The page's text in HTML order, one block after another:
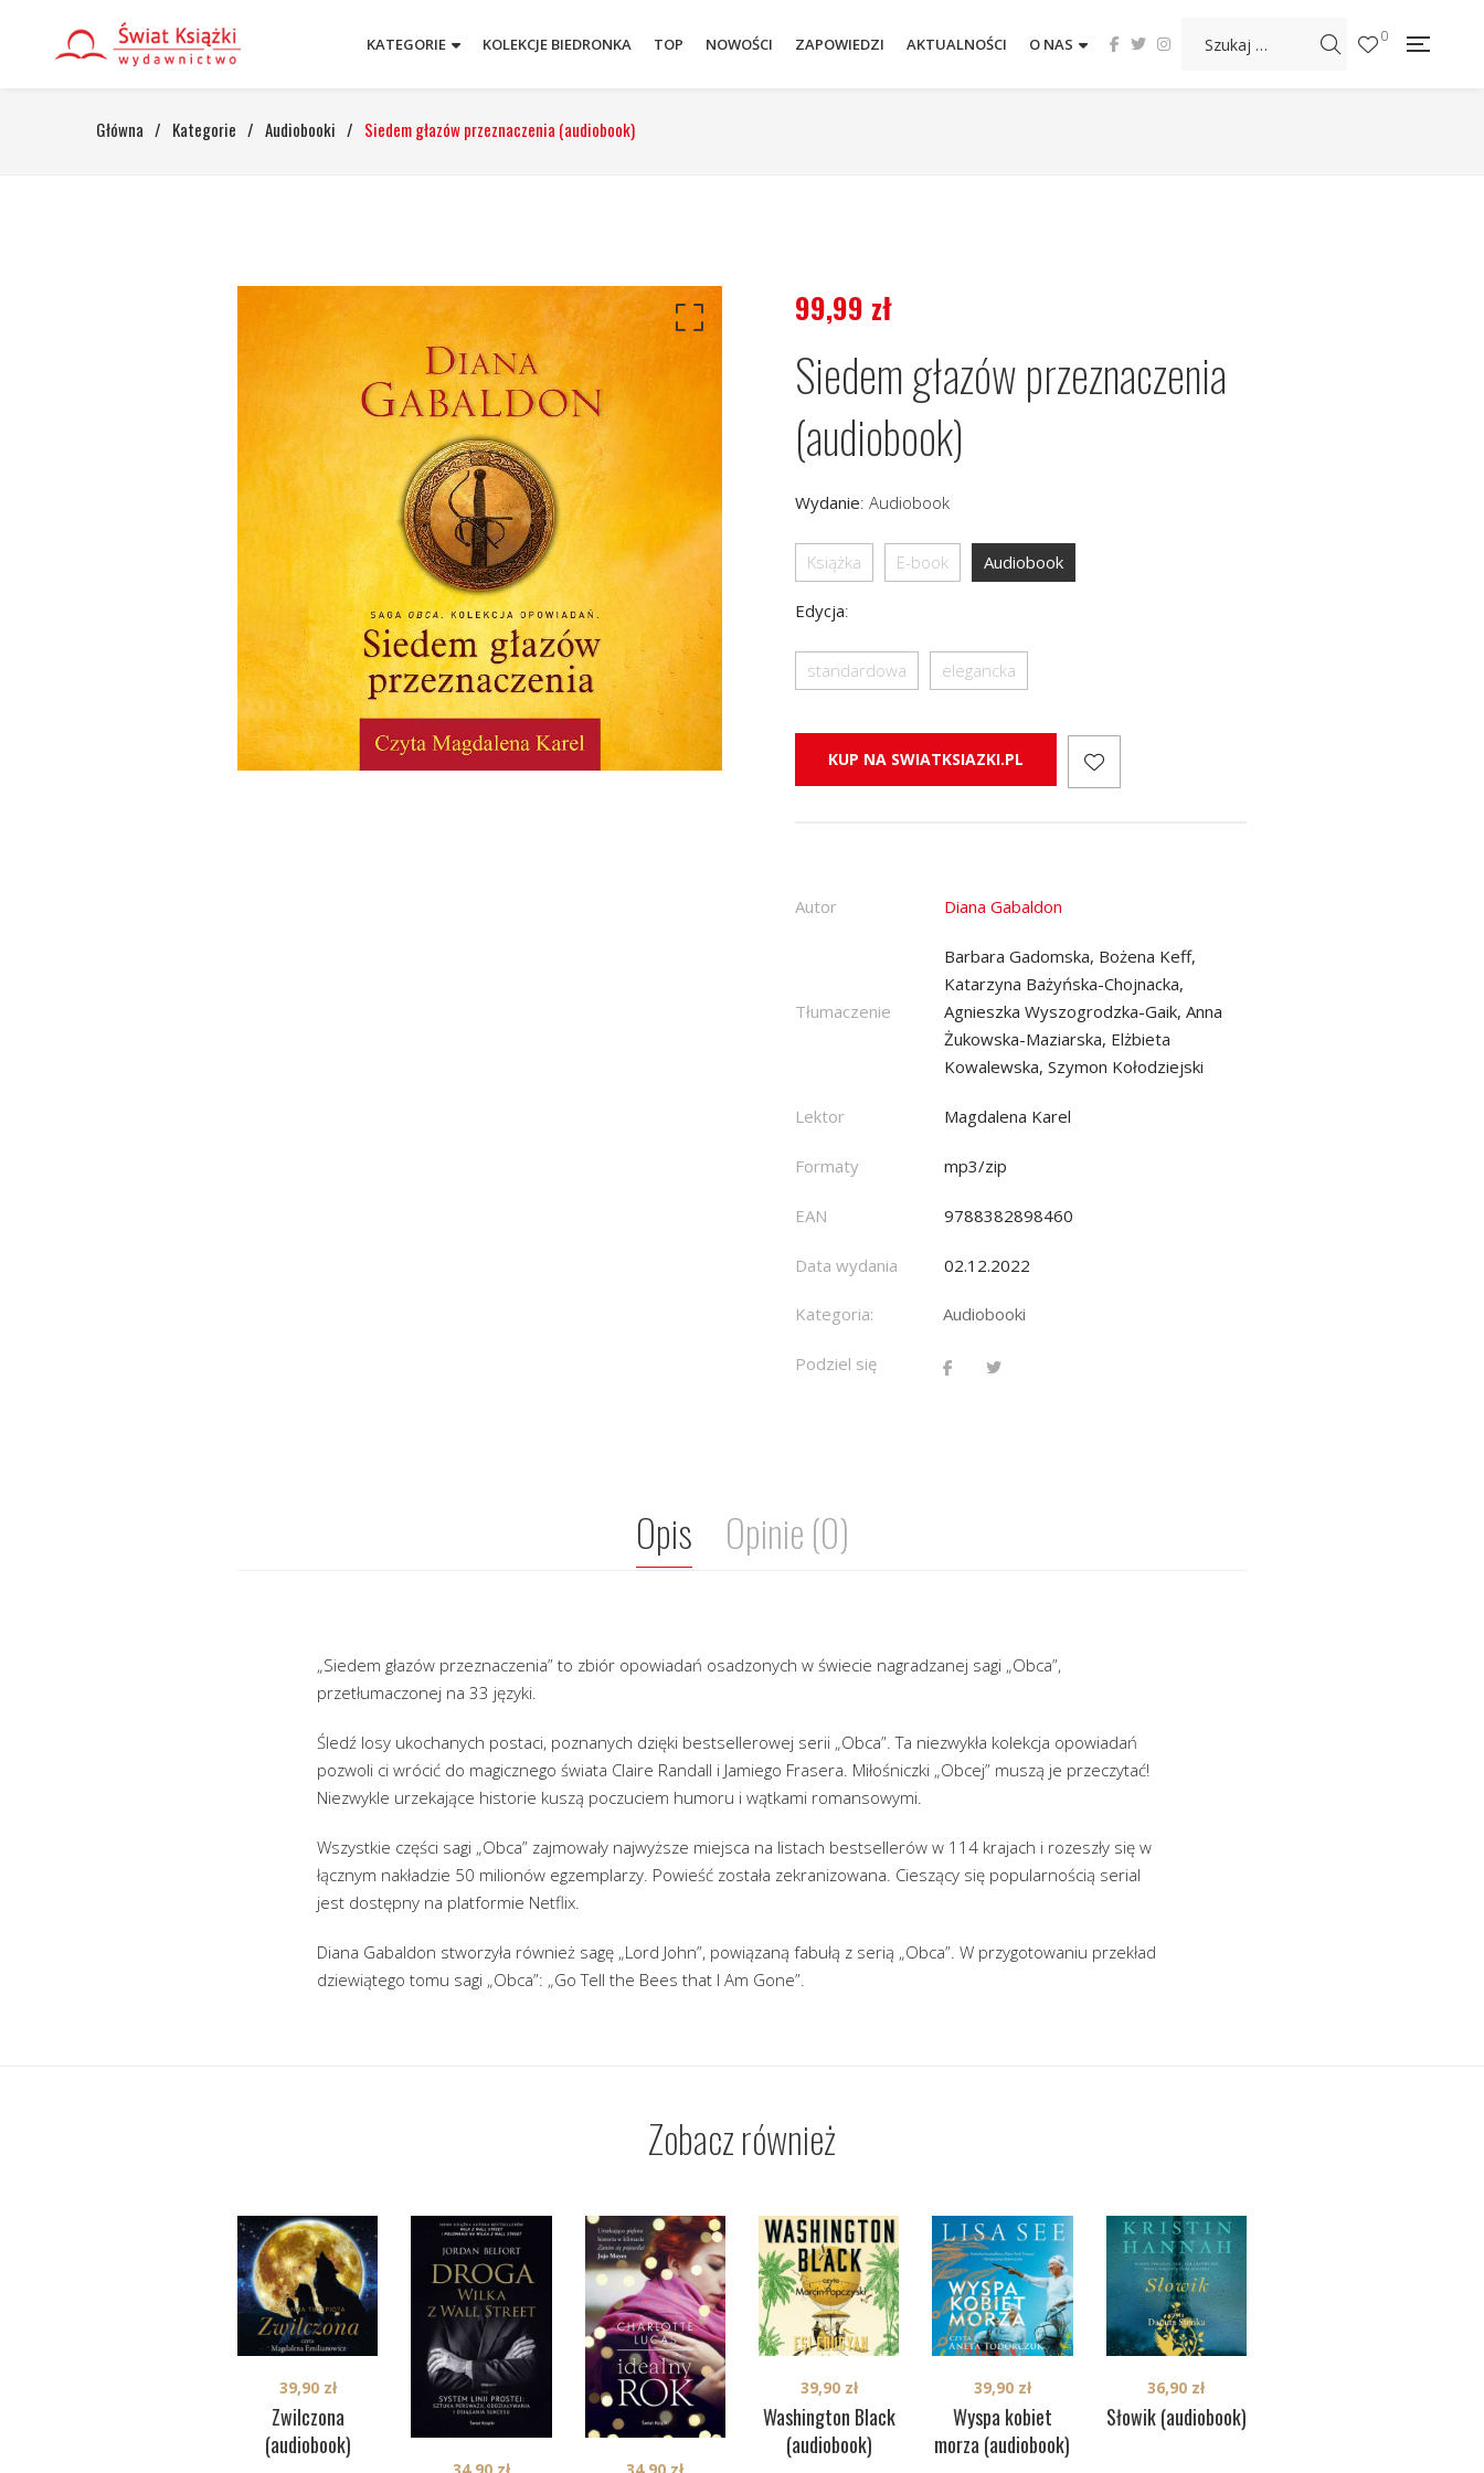
KATEGORIE KOLEKCJE BIEDRONKA TOP NOWOŚCI ZAPOWIEDZI AKTUALNOŚCI O NAS 0
Główna / Kategorie / Audiobooki / Siedem głazów przeznaczenia (audiobook)
99,99 zł
Siedem głazów przeznaczenia
(audiobook)
Wydanie: Audiobook
Książka E-book Audiobook
Edycja:
standardowa elegancka
KUP NA SWIATKSIAZKI.PL
Autor Diana Gabaldon
Tłumaczenie
Barbara Gadomska, Bożena Keff,
Katarzyna Bażyńska-Chojnacka,
Agnieszka Wyszogrodzka-Gaik, Anna
Żukowska-Maziarska, Elżbieta
Kowalewska, Szymon Kołodziejski
Lektor Magdalena Karel
Formaty mp3/zip
EAN 9788382898460
Data wydania 02.12.2022
Kategoria: Audiobooki
Podziel się
Opis Opinie (0)
„Siedem głazów przeznaczenia” to zbiór opowiadań osadzonych w świecie nagradzanej sagi „Obca”,
przetłumaczonej na 33 języki.
Śledź losy ukochanych postaci, poznanych dzięki bestsellerowej serii „Obca”. Ta niezwykła kolekcja opowiadań
pozwoli ci wrócić do magicznego świata Claire Randall i Jamiego Frasera. Miłośniczki „Obcej” muszą je przeczytać!
Niezwykle urzekające historie kuszą poczuciem humoru i wątkami romansowymi.
Wszystkie części sagi „Obca” zajmowały najwyższe miejsca na listach bestsellerów w 114 krajach i rozeszły się w
łącznym nakładzie 50 milionów egzemplarzy. Powieść została zekranizowana. Cieszący się popularnością serial
jest dostępny na platformie Netflix.
Diana Gabaldon stworzyła również sagę „Lord John”, powiązaną fabułą z serią „Obca”. W przygotowaniu przekład
dziewiątego tomu sagi „Obca”: „Go Tell the Bees that I Am Gone”.
Zobacz również
Zwilczona
(audiobook)
39,90 zł
Washington Black
(audiobook)
39,90 zł
Wyspa kobiet
morza (audiobook)
39,90 zł
Słowik (audiobook)
36,90 zł